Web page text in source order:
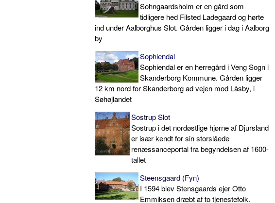
Sohngaardsholm er en gård som
tidligere hed Filsted Ladegaard og hørte
ind under Aalborghus Slot. Gården ligger i dag i Aalborg
by
Sophiendal
Sophiendal er en herregård i Veng Sogn i
Skanderborg Kommune. Gården ligger
12 km nord for Skanderborg ad vejen mod Låsby, i
Søhøjlandet
Sostrup Slot
Sostrup i det nordøstlige hjørne af Djursland
er især kendt for sin storslåede
renæssanceportal fra begyndelsen af 1600-
tallet
Steensgaard (Fyn)
I 1594 blev Stensgaards ejer Otto
Emmiksen dræbt af to tjenestefolk.